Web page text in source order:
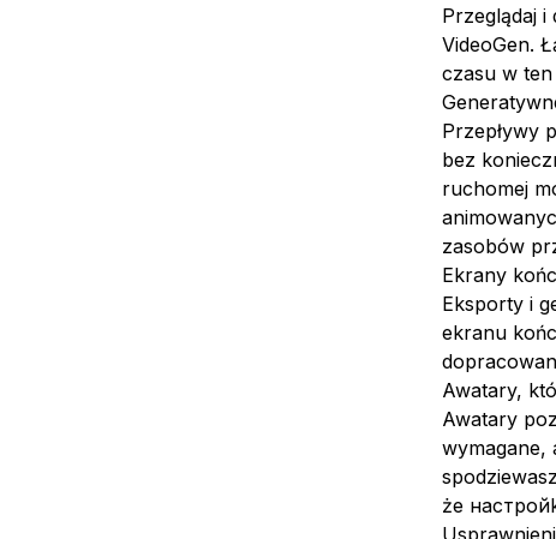
Przeglądaj
VideoGen.
czasu w
Przepływy
bez
ruchomej
zasobów
Ekrany
Eksporty i
ekranu
Awatary,
Awatary
wymagane,
że